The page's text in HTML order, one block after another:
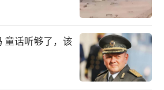
童话听够了，该